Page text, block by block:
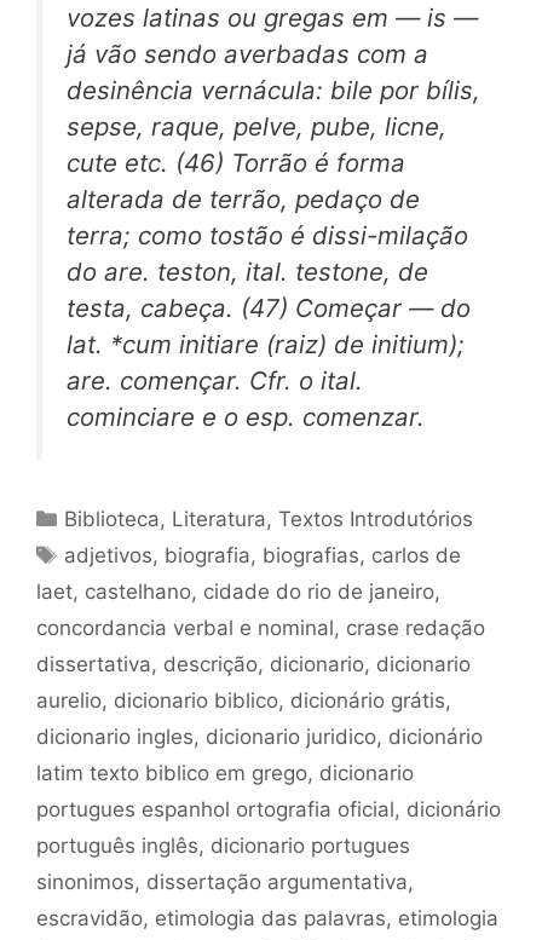
vozes latinas ou gregas em — is —
já vão sendo averbadas com a
desinência vernácula: bile por bílis,
sepse, raque, pelve, pube, licne,
cute etc. (46) Torrão é forma
alterada de terrão, pedaço de
terra; como tostão é dissi-milação
do are. teston, ital. testone, de
testa, cabeça. (47) Começar — do
lat. *cum initiare (raiz) de initium);
are. començar. Cfr. o ital.
cominciare e o esp. comenzar.
Categorias
Biblioteca, Literatura,Textos Introdutórios
Tags
adjetivos, biografia, biografias, carlos de
laet, castelhano, cidade do rio de janeiro,
concordancia verbal e nominal, crase redação
dissertativa, descrição, dicionario, dicionario
aurelio, dicionario biblico, dicionário grátis,
dicionario ingles, dicionario juridico, dicionário
latim texto biblico em grego, dicionario
portugues espanhol ortografia oficial, dicionário
português inglês, dicionario portugues
sinonimos, dissertação argumentativa,
escravidão, etimologia das palavras, etimologia